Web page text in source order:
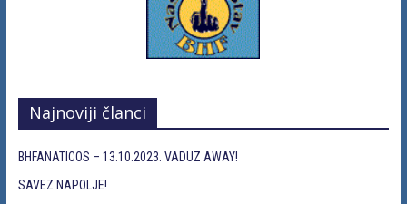
Najnoviji članci
BHFANATICOS – 13.10.2023. VADUZ AWAY!
SAVEZ NAPOLJE!